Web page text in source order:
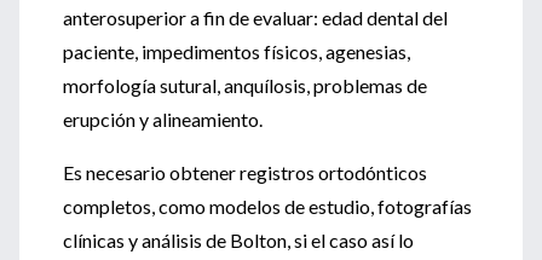
anterosuperior a fin de evaluar: edad dental del
paciente, impedimentos físicos, agenesias,
morfología sutural, anquílosis, problemas de
erupción y alineamiento.
Es necesario obtener registros ortodónticos
completos, como modelos de estudio, fotografías
clínicas y análisis de Bolton, si el caso así lo